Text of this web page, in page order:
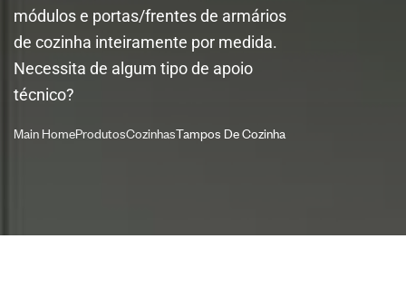
módulos e portas/frentes de armários
de cozinha inteiramente por medida.
Necessita de algum tipo de apoio
técnico?
Main HomeProdutosCozinhasTampos De Cozinha